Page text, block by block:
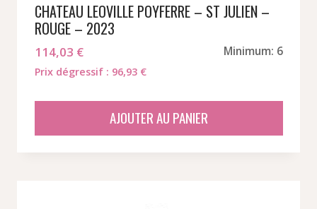
CHATEAU LEOVILLE POYFERRE – ST JULIEN –
ROUGE – 2023
114,03 € Minimum: 6
Prix dégressif : 96,93 €
AJOUTER AU PANIER